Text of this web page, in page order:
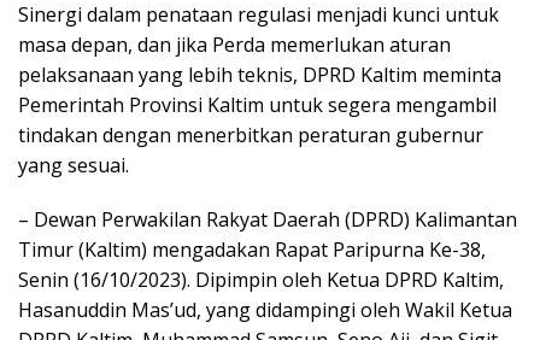
Sinergi dalam penataan regulasi menjadi kunci untuk
masa depan, dan jika Perda memerlukan aturan
pelaksanaan yang lebih teknis, DPRD Kaltim meminta
Pemerintah Provinsi Kaltim untuk segera mengambil
tindakan dengan menerbitkan peraturan gubernur
yang sesuai.
– Dewan Perwakilan Rakyat Daerah (DPRD) Kalimantan
Timur (Kaltim) mengadakan Rapat Paripurna Ke-38,
Senin (16/10/2023). Dipimpin oleh Ketua DPRD Kaltim,
Hasanuddin Mas’ud, yang didampingi oleh Wakil Ketua